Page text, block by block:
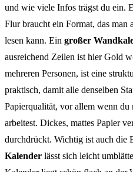
und wie viele Infos trägst du ein.
Flur braucht ein Format, das man
lesen kann. Ein großer
ausreichend Zeilen ist hier Gold
mehreren Personen, ist eine
praktisch, damit alle denselben
Papierqualität, vor allem wenn
arbeitest. Dickes, mattes Papier
durchdrückt. Wichtig ist auch die
Kalender lässt sich leicht